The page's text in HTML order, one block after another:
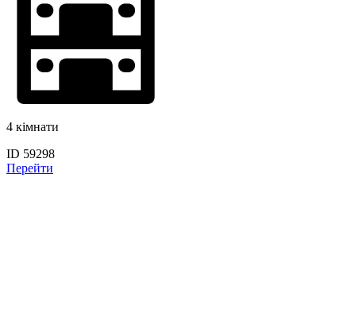
4 кімнати
ID 59298
Перейти